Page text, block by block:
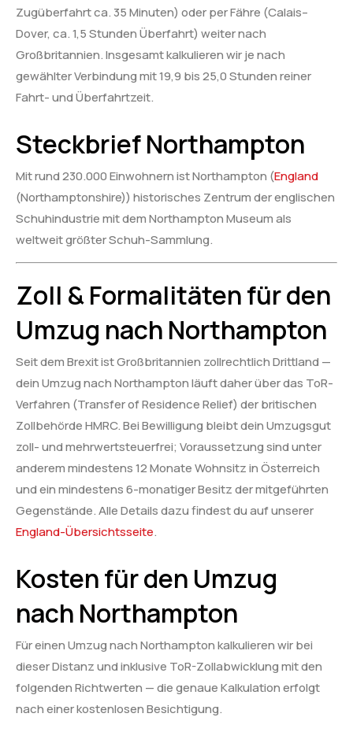
Zugüberfahrt ca. 35 Minuten) oder per Fähre (Calais–
Dover, ca. 1,5 Stunden Überfahrt) weiter nach
Großbritannien. Insgesamt kalkulieren wir je nach
gewählter Verbindung mit 19,9 bis 25,0 Stunden reiner
Fahrt- und Überfahrtzeit.
Steckbrief Northampton
Mit rund 230.000 Einwohnern ist Northampton (England
(Northamptonshire)) historisches Zentrum der englischen
Schuhindustrie mit dem Northampton Museum als
weltweit größter Schuh-Sammlung.
Zoll & Formalitäten für den
Umzug nach Northampton
Seit dem Brexit ist Großbritannien zollrechtlich Drittland —
dein Umzug nach Northampton läuft daher über das ToR-
Verfahren (Transfer of Residence Relief) der britischen
Zollbehörde HMRC. Bei Bewilligung bleibt dein Umzugsgut
zoll- und mehrwertsteuerfrei; Voraussetzung sind unter
anderem mindestens 12 Monate Wohnsitz in Österreich
und ein mindestens 6-monatiger Besitz der mitgeführten
Gegenstände. Alle Details dazu findest du auf unserer
England-Übersichtsseite.
Kosten für den Umzug
nach Northampton
Für einen Umzug nach Northampton kalkulieren wir bei
dieser Distanz und inklusive ToR-Zollabwicklung mit den
folgenden Richtwerten — die genaue Kalkulation erfolgt
nach einer kostenlosen Besichtigung.